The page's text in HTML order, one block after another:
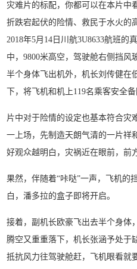
灾难片的标配，你都可以在本片
折跌宕起伏的险情、救民于水火的
2018年5月14日川航3U8633航班
中，9800米高空，驾驶舱右侧挡
半个身体飞出机外，机长刘传健在
下，将飞机和机上119名乘客安全
片中对于险情的设定也基本符合
一上场，先制造天朗气清的一片祥
好观众越明白，灾祸近在眼前，前
果然，伴随着“咔哒”一声，飞机的
白，潘多拉的盒子即将开启。
接着，副机长欧豪飞出去半个身体
腾空又重重落下，机长张涵予处于
抵抗风力往驾驶舱赶，飞机眼看就